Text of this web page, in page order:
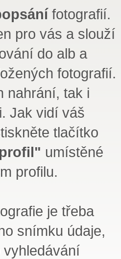
fotografií.
pro vás a slouží
do alb a
fotografií.
nahrání, tak i
Jak vidí váš
tlačítko
umístěné
profilu.
je třeba
snímku údaje,